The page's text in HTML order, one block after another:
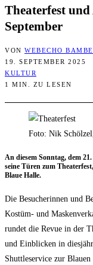
Thea­ter­fest
September
VON WEBECHO
19. SEPTEMBER 2025
KULTUR
1 MIN. ZU LESEN
Foto: Nik
An die­sem Sonn­tag, dem
sei­ne Türen zum
Blaue Halle.
Die Besu­che­rin­nen und
Kos­tüm- und
run­det die Revue in der
und Ein­bli­cken in
Shut­tle­ser­vice zur